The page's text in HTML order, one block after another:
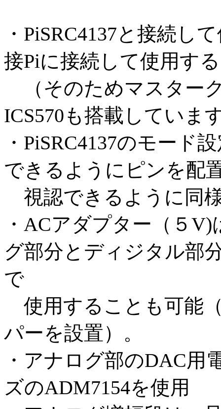
・PiSRC4137と接続し
接Piに接続して使用す
（そのためマスター
ICS570も搭載していま
・PiSRC4137のモード
できるようにピンを配
視認できるように同
・ACアダプター（５
グ部分とディジタル部
で
使用することも可能
パーを設置）。
・アナログ部のDAC用
ズのADM7154を使用